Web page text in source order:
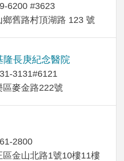
6200 #3623
舊路村頂湖路 123 號
隆長庚紀念醫院
3131#6121
麥金路222號
2800
金山北路1號10樓11樓